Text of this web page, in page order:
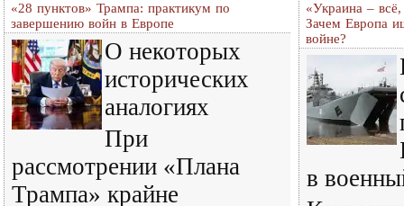
«28 пунктов» Трампа: практикум по
завершению войн в Европе
О некоторых
исторических
аналогиях
При
рассмотрении «Плана
Трампа» крайне
«Украина – всё,
Зачем Европа
войне?
в